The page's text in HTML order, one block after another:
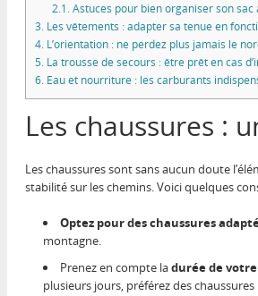
2.1.Astuces pour bien organiser son sac
3. Les vêtements : adapter sa tenue en
4. L’orientation : ne perdez plus jamais le
5. La trousse de secours : être prêt en cas
6. Eau et nourriture : les carburants
Les chaussures :
Les chaussures sont sans aucun doute
stabilité sur les chemins. Voici quelques
Optez pour des chaussures
montagne.
Prenez en compte ladurée de
plusieurs jours, préférez des